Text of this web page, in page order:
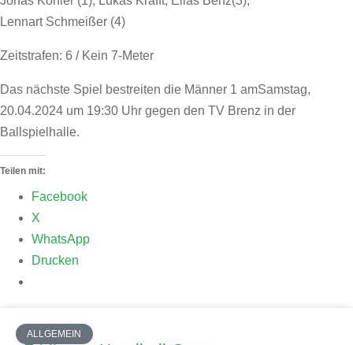
Lennart Schmeißer (4)
Zeitstrafen: 6 / Kein 7-Meter
Das nächste Spiel bestreiten die Männer 1 amSamstag,
20.04.2024 um 19:30 Uhr gegen den TV Brenz in der
Ballspielhalle.
Teilen mit:
Facebook
X
WhatsApp
Drucken
ALLGEMEIN